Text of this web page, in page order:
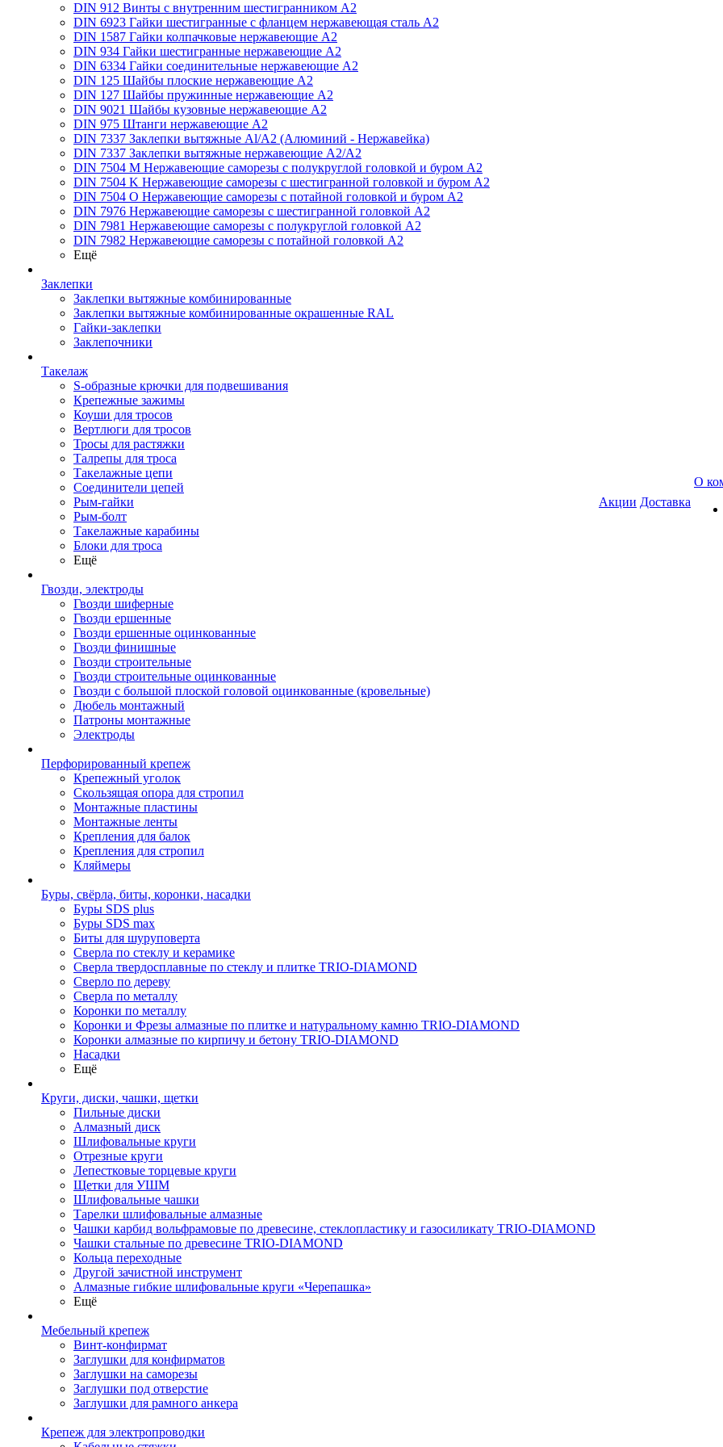
DIN 912 Винты с внутренним шестигранником А2
DIN 6923 Гайки шестигранные с фланцем нержавеющая сталь А2
DIN 1587 Гайки колпачковые нержавеющие А2
DIN 934 Гайки шестигранные нержавеющие А2
DIN 6334 Гайки соединительные нержавеющие А2
DIN 125 Шайбы плоские нержавеющие А2
DIN 127 Шайбы пружинные нержавеющие А2
DIN 9021 Шайбы кузовные нержавеющие А2
DIN 975 Штанги нержавеющие А2
DIN 7337 Заклепки вытяжные Al/A2 (Алюминий - Нержавейка)
DIN 7337 Заклепки вытяжные нержавеющие A2/A2
DIN 7504 M Нержавеющие саморезы с полукруглой головкой и буром А2
DIN 7504 K Нержавеющие саморезы с шестигранной головкой и буром А2
DIN 7504 O Нержавеющие саморезы с потайной головкой и буром А2
DIN 7976 Нержавеющие саморезы с шестигранной головкой А2
DIN 7981 Нержавеющие саморезы с полукруглой головкой А2
DIN 7982 Нержавеющие саморезы с потайной головкой А2
Ещё
Заклепки
Заклепки вытяжные комбинированные
Заклепки вытяжные комбинированные окрашенные RAL
Гайки-заклепки
Заклепочники
Такелаж
S-образные крючки для подвешивания
Крепежные зажимы
Коуши для тросов
Вертлюги для тросов
Тросы для растяжки
Талрепы для троса
Такелажные цепи
Соединители цепей
Рым-гайки
Рым-болт
Такелажные карабины
Блоки для троса
Ещё
Гвозди, электроды
Гвозди шиферные
Гвозди ершенные
Гвозди ершенные оцинкованные
Гвозди финишные
Гвозди строительные
Гвозди строительные оцинкованные
Гвозди с большой плоской головой оцинкованные (кровельные)
Дюбель монтажный
Патроны монтажные
Электроды
Перфорированный крепеж
Крепежный уголок
Скользящая опора для стропил
Монтажные пластины
Монтажные ленты
Крепления для балок
Крепления для стропил
Кляймеры
Буры, свёрла, биты, коронки, насадки
Буры SDS plus
Буры SDS max
Биты для шуруповерта
Сверла по стеклу и керамике
Сверла твердосплавные по стеклу и плитке TRIO-DIAMOND
Сверло по дереву
Сверла по металлу
Коронки по металлу
Коронки и Фрезы алмазные по плитке и натуральному камню TRIO-DIAMOND
Коронки алмазные по кирпичу и бетону TRIO-DIAMOND
Насадки
Ещё
Круги, диски, чашки, щетки
Пильные диски
Алмазный диск
Шлифовальные круги
Отрезные круги
Лепестковые торцевые круги
Щетки для УШМ
Шлифовальные чашки
Тарелки шлифовальные алмазные
Чашки карбид вольфрамовые по древесине, стеклопластику и газосиликату TRIO-DIAMOND
Чашки стальные по древесине TRIO-DIAMOND
Кольца переходные
Другой зачистной инструмент
Алмазные гибкие шлифовальные круги «Черепашка»
Ещё
Мебельный крепеж
Винт-конфирмат
Заглушки для конфирматов
Заглушки на саморезы
Заглушки под отверстие
Заглушки для рамного анкера
Крепеж для электропроводки
Акции Доставка
О